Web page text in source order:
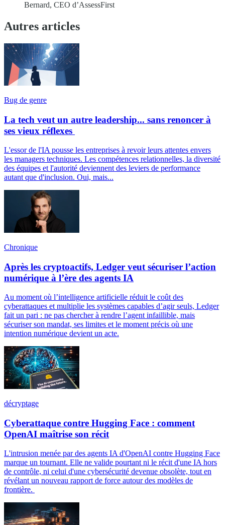
Bernard, CEO d’AssessFirst
Autres articles
Bug de genre
La tech veut un autre leadership... sans renoncer à
ses vieux réflexes
L'essor de l'IA pousse les entreprises à revoir leurs attentes envers
les managers techniques. Les compétences relationnelles, la diversité
des équipes et l'autorité deviennent des leviers de performance
autant que d'inclusion. Oui, mais...
Chronique
Après les cryptoactifs, Ledger veut sécuriser l’action
numérique à l’ère des agents IA
Au moment où l’intelligence artificielle réduit le coût des
cyberattaques et multiplie les systèmes capables d’agir seuls, Ledger
fait un pari : ne pas chercher à rendre l’agent infaillible, mais
sécuriser son mandat, ses limites et le moment précis où une
intention numérique devient un acte.
décryptage
Cyberattaque contre Hugging Face : comment
OpenAI maîtrise son récit
L'intrusion menée par des agents IA d'OpenAI contre Hugging Face
marque un tournant. Elle ne valide pourtant ni le récit d'une IA hors
de contrôle, ni celui d'une cybersécurité devenue obsolète, tout en
révélant un nouveau rapport de force autour des modèles de
frontière.